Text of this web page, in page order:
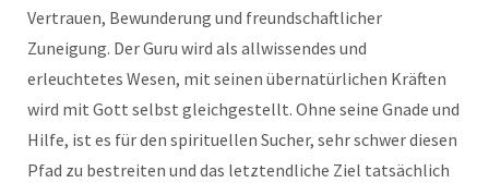
Vertrauen, Bewunderung und freundschaftlicher
Zuneigung. Der Guru wird als allwissendes und
erleuchtetes Wesen, mit seinen übernatürlichen Kräften
wird mit Gott selbst gleichgestellt. Ohne seine Gnade und
Hilfe, ist es für den spirituellen Sucher, sehr schwer diesen
Pfad zu bestreiten und das letztendliche Ziel tatsächlich